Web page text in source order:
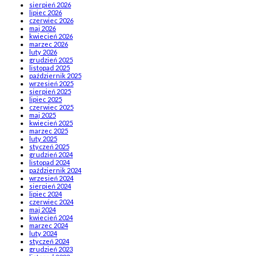
sierpień 2026
lipiec 2026
czerwiec 2026
maj 2026
kwiecień 2026
marzec 2026
luty 2026
grudzień 2025
listopad 2025
październik 2025
wrzesień 2025
sierpień 2025
lipiec 2025
czerwiec 2025
maj 2025
kwiecień 2025
marzec 2025
luty 2025
styczeń 2025
grudzień 2024
listopad 2024
październik 2024
wrzesień 2024
sierpień 2024
lipiec 2024
czerwiec 2024
maj 2024
kwiecień 2024
marzec 2024
luty 2024
styczeń 2024
grudzień 2023